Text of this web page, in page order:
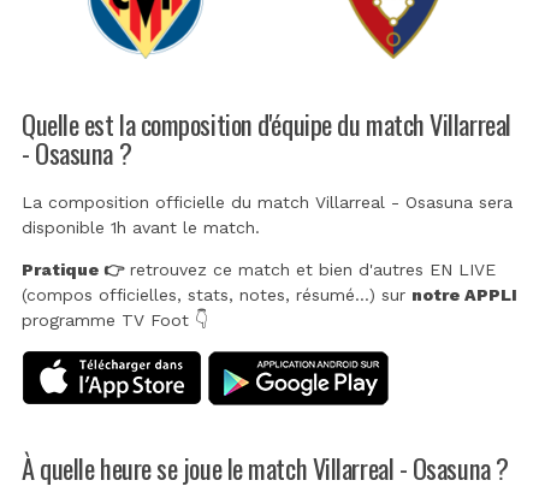
Quelle est la composition d'équipe du match Villarreal
- Osasuna ?
La composition officielle du match Villarreal - Osasuna sera
disponible 1h avant le match.
Pratique 👉retrouvez ce match et bien d'autres EN LIVE
(compos officielles, stats, notes, résumé...) sur notre APPLI
programme TV Foot 👇
À quelle heure se joue le match Villarreal - Osasuna ?